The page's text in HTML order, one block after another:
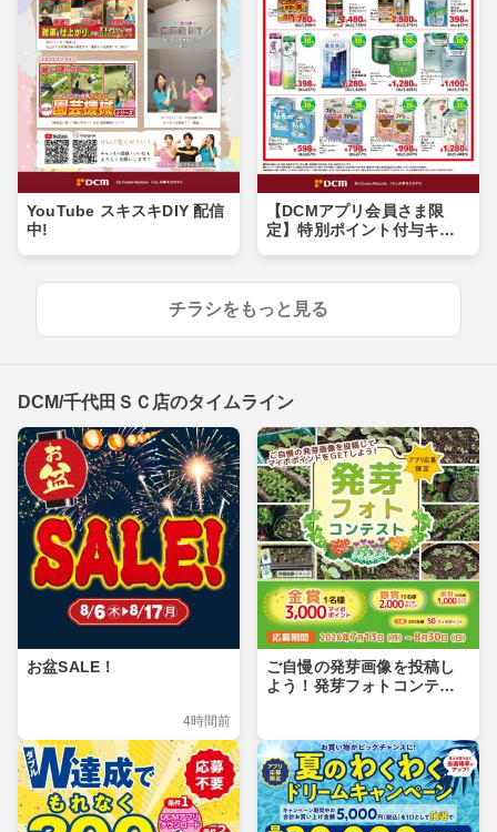
YouTube スキスキDIY 配信
中!
【DCMアプリ会員さま限
定】特別ポイント付与キャ
チラシをもっと見る
DCM/千代田ＳＣ店のタイムライン
お盆SALE！
4時間前
ご自慢の発芽画像を投稿し
よう！発芽フォトコンテス